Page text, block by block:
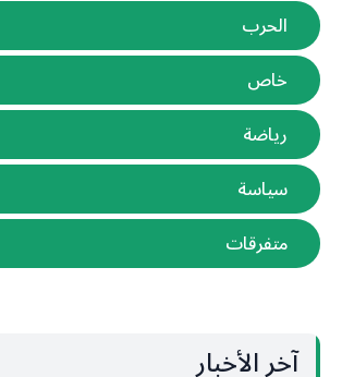
الحرب
خاص
رياضة
سياسة
متفرقات
آخر الأخبار